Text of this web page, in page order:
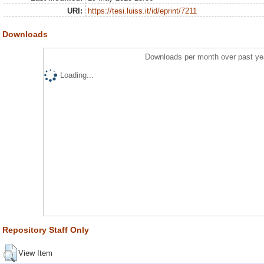
URI:
https://tesi.luiss.it/id/eprint/7211
Downloads
Downloads per month over past
Loading...
Repository Staff Only
View Item